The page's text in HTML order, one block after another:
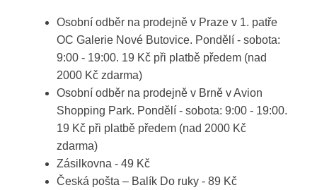
Osobní odběr na prodejně v Praze v 1. patře
OC Galerie Nové Butovice. Pondělí - sobota:
9:00 - 19:00. 19 Kč při platbě předem (nad
2000 Kč zdarma)
Osobní odběr na prodejně v Brně v Avion
Shopping Park. Pondělí - sobota: 9:00 - 19:00.
19 Kč při platbě předem (nad 2000 Kč
zdarma)
Zásilkovna - 49 Kč
Česká pošta – Balík Do ruky - 89 Kč